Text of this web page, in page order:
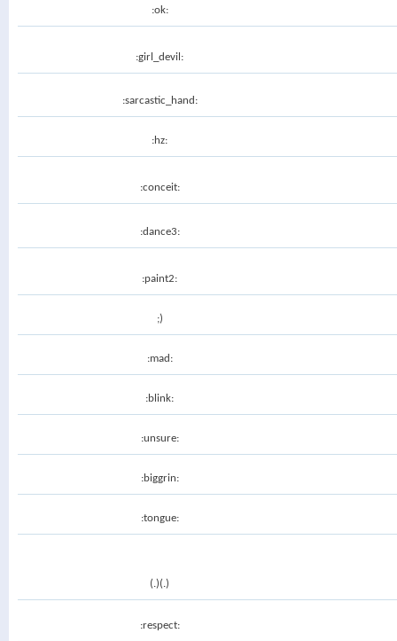
:ok:
:girl_devil:
:sarcastic_hand:
:hz:
:conceit:
:dance3:
:paint2:
;)
:mad:
:blink:
:unsure:
:biggrin:
:tongue:
(.)(.)
:respect: